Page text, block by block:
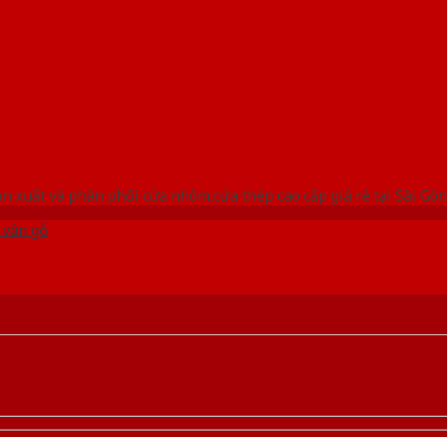
xuất và phân phối cửa nhôm,cửa thép cao cấp giá rẻ tại Sài Gòn
gỗ